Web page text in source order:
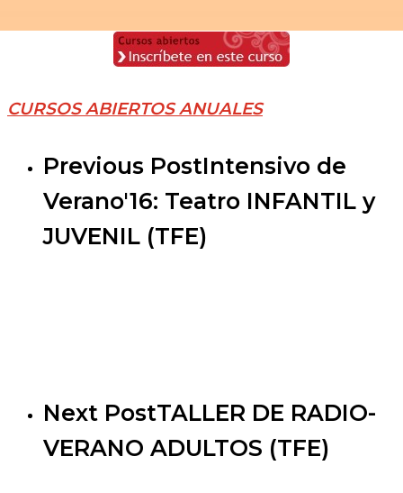
CURSOS ABIERTOS ANUALES
Previous PostIntensivo de
Verano'16: Teatro INFANTIL y
JUVENIL (TFE)
Next PostTALLER DE RADIO-
VERANO ADULTOS (TFE)